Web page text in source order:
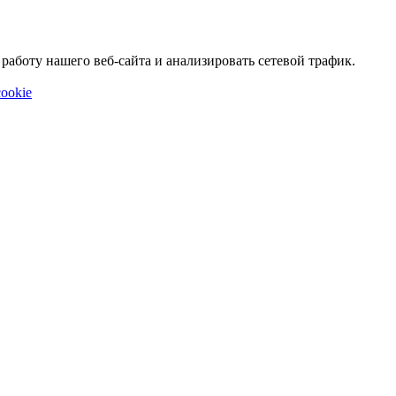
нашего веб-сайта и анализировать сетевой трафик.